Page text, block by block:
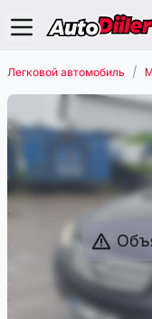
Легковой автомобиль /